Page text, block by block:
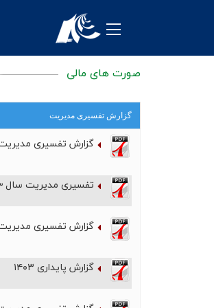
معرفی شرکت
محصولات
تکنولوژی و توسعه
روابط عمومی
فروش و مشتریان
نظرسنجی ها
واحد مالی
صورت های مالی
گزارش تفسیری مدیریت
گزارش تفسیری مدیریت
تفسیری مدیریت سال 1403حسابرسی شده
گزارش تفسیری مدیریت
گزارش پایداری ۱۴۰۳